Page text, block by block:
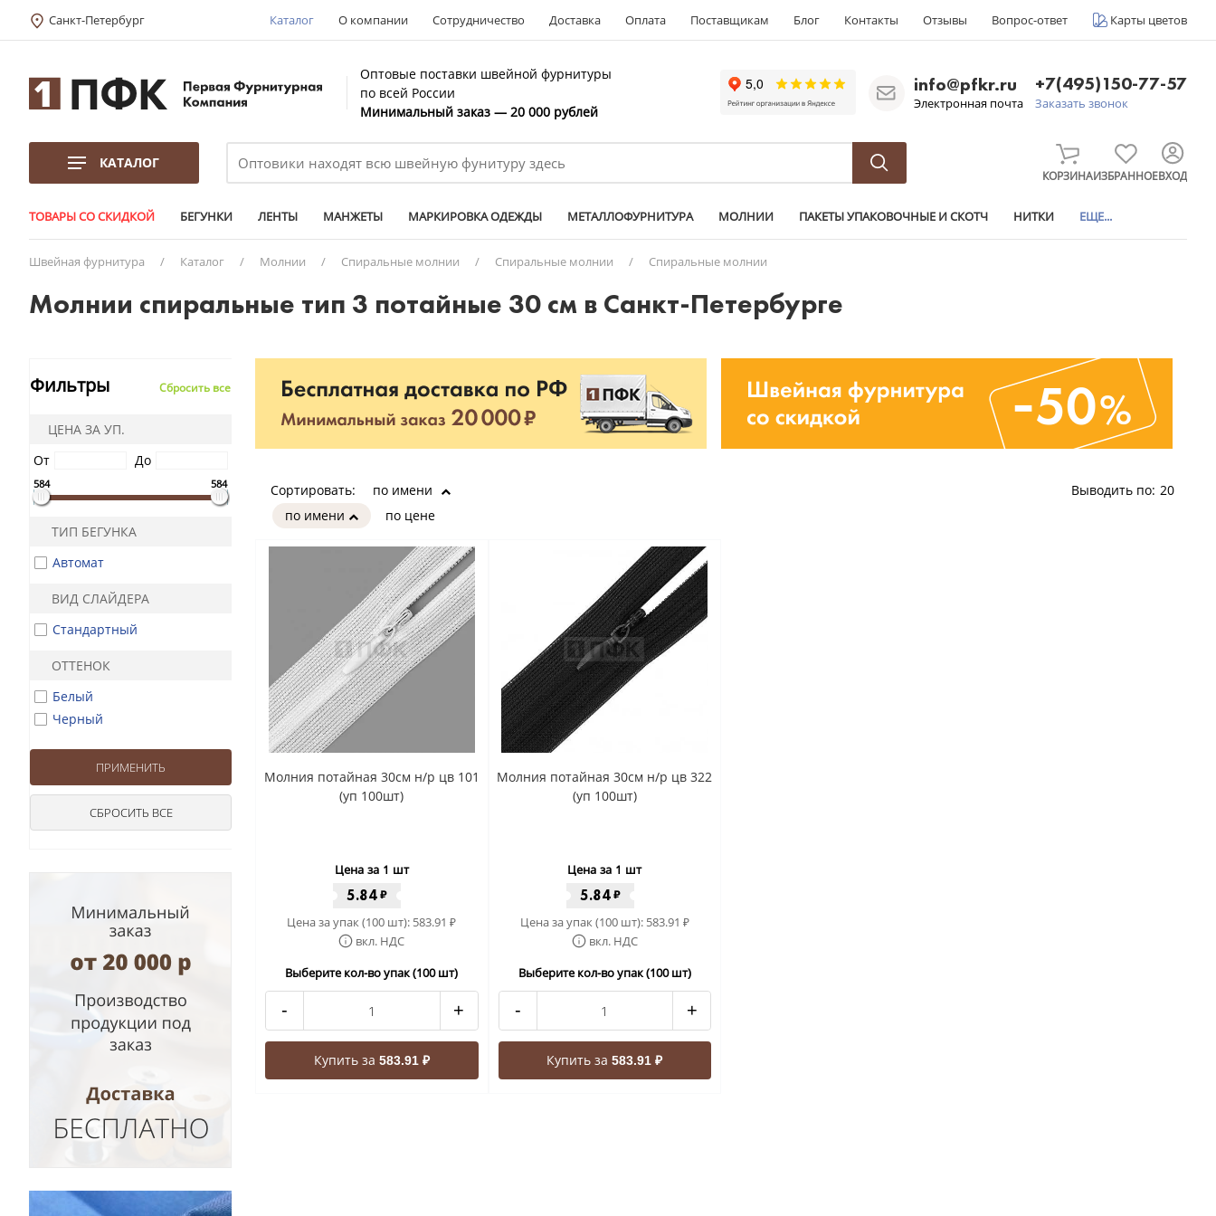
Санкт-Петербург Каталог О компании Сотрудничество Доставка Оплата Поставщикам Блог Контакты Отзывы Вопрос-ответ Карты цветов
Оптовые поставки швейной фурнитуры
по всей России
Минимальный заказ — 20 000 рублей
info@pfkr.ru
Электронная почта
+7(495)150-77-57
Заказать звонок
КАТАЛОГ
КОРЗИНАИЗБРАННОЕВХОД
ТОВАРЫ СО СКИДКОЙ БЕГУНКИ ЛЕНТЫ МАНЖЕТЫ МАРКИРОВКА ОДЕЖДЫ МЕТАЛЛОФУРНИТУРА МОЛНИИ ПАКЕТЫ УПАКОВОЧНЫЕ И СКОТЧ НИТКИ ЕЩЕ...
Швейная фурнитура / Каталог / Молнии / Спиральные молнии / Спиральные молнии / Спиральные молнии
Молнии спиральные тип 3 потайные 30 см в Санкт-Петербурге
Фильтры Сбросить все
ЦЕНА ЗА УП.
От
До
584 584
ТИП БЕГУНКА
Автомат
ВИД СЛАЙДЕРА
Стандартный
ОТТЕНОК
Белый
Черный
Сортировать:
по имени
по цене
по имени Выводить по: 20
Молния потайная 30см н/р цв 101
(уп 100шт)
Цена за 1 шт
5.84₽
Цена за упак (100 шт): 583.91₽
вкл. НДС
Выберите кол-во упак (100 шт)
- +
Купить за 583.91 ₽
Молния потайная 30см н/р цв 322
(уп 100шт)
Цена за 1 шт
5.84₽
Цена за упак (100 шт): 583.91 ₽
вкл. НДС
Выберите кол-во упак (100 шт)
- +
Купить за583.91 ₽